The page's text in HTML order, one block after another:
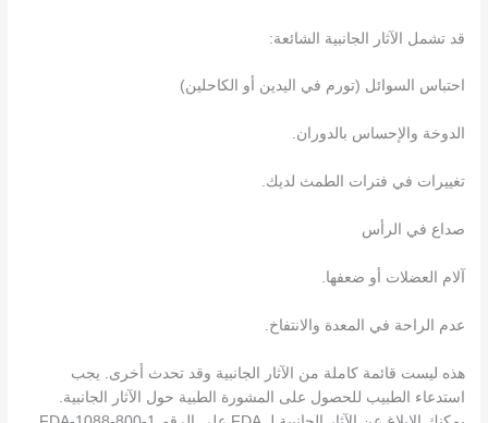
قد تشمل الآثار الجانبية الشائعة:
احتباس السوائل (تورم في اليدين أو الكاحلين)
الدوخة والإحساس بالدوران.
تغييرات في فترات الطمث لديك.
صداع في الرأس
آلام العضلات أو ضعفها.
عدم الراحة في المعدة والانتفاخ.
هذه ليست قائمة كاملة من الآثار الجانبية وقد تحدث أخرى. يجب
استدعاء الطبيب للحصول على المشورة الطبية حول الآثار الجانبية.